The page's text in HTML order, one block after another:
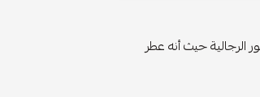
الرجالية حيث أنه عطر